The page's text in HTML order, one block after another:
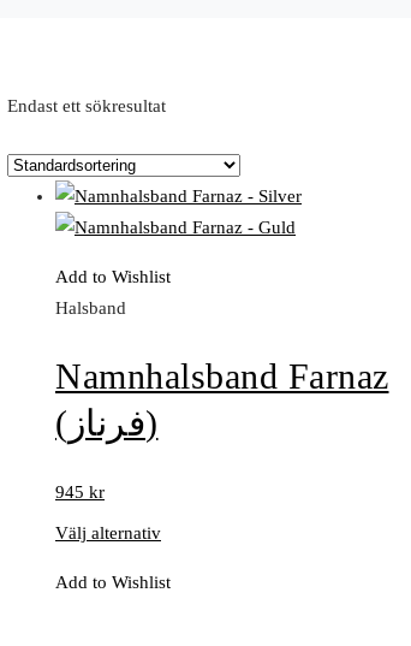
Endast ett sökresultat
Add to Wishlist
Halsband
Namnhalsband Farnaz
(فرناز)
945 kr
Välj alternativ
Add to Wishlist